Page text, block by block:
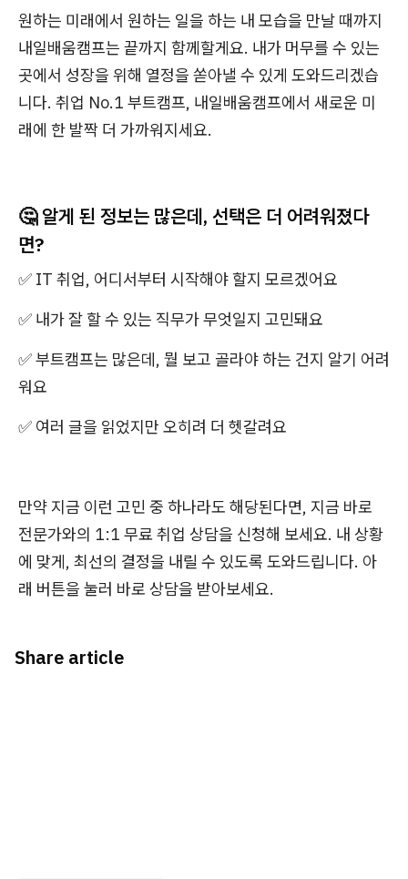
원하는 미래에서 원하는 일을 하는 내 모습을 만날 때까지
내일배움캠프는 끝까지 함께할게요. 내가 머무를 수 있는
곳에서 성장을 위해 열정을 쏟아낼 수 있게 도와드리겠습
니다. 취업 No.1 부트캠프, 내일배움캠프에서 새로운 미
래에 한 발짝 더 가까워지세요.
🤔 알게 된 정보는 많은데, 선택은 더 어려워졌다
면?
✅ IT 취업, 어디서부터 시작해야 할지 모르겠어요
✅ 내가 잘 할 수 있는 직무가 무엇일지 고민돼요
✅ 부트캠프는 많은데, 뭘 보고 골라야 하는 건지 알기 어려
워요
✅ 여러 글을 읽었지만 오히려 더 헷갈려요
만약 지금 이런 고민 중 하나라도 해당된다면, 지금 바로
전문가와의 1:1 무료 취업 상담을 신청해 보세요. 내 상황
에 맞게, 최선의 결정을 내릴 수 있도록 도와드립니다. 아
래 버튼을 눌러 바로 상담을 받아보세요.
Share article